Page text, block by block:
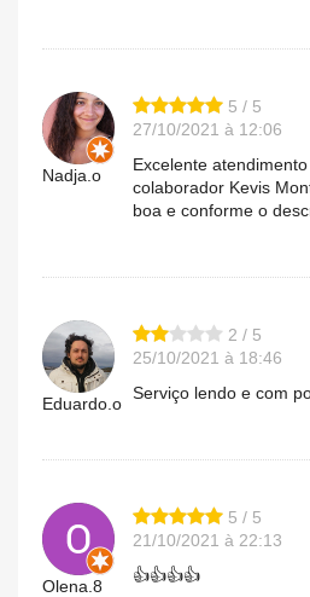
Nadja.o
5 / 5
27/10/2021 à 12:06
Excelente
colaborador Kevis
boa e conforme o
Eduardo.o
2 / 5
25/10/2021 à 18:46
Serviço lendo e com
Olena.8
5 / 5
21/10/2021 à 22:13
👍👍👍👍